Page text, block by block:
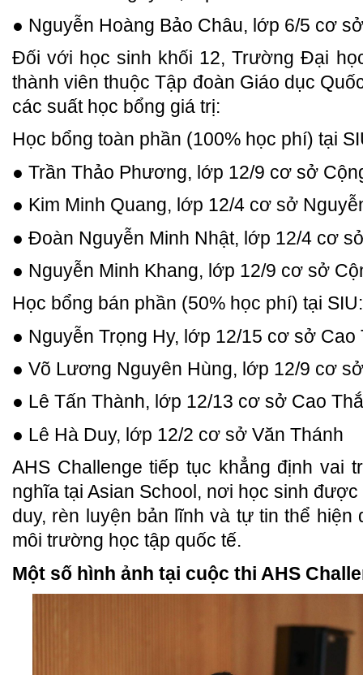
● Nguyễn Hoàng Bảo Châu, lớp 6/5 cơ
Đối với học sinh khối 12, Trường Đại
thành viên thuộc Tập đoàn Giáo dục
các suất học bổng giá trị:
Học bổng toàn phần (100% học phí) tại
● Trần Thảo Phương, lớp 12/9 cơ sở
● Kim Minh Quang, lớp 12/4 cơ sở
● Đoàn Nguyễn Minh Nhật, lớp 12/4 cơ
● Nguyễn Minh Khang, lớp 12/9 cơ sở
Học bổng bán phần (50% học phí) tại SIU:
● Nguyễn Trọng Hy, lớp 12/15 cơ sở Cao
● Võ Lương Nguyên Hùng, lớp 12/9 cơ
● Lê Tấn Thành, lớp 12/13 cơ sở Cao
● Lê Hà Duy, lớp 12/2 cơ sở Văn Thánh
AHS Challenge tiếp tục khẳng định vai
nghĩa tại Asian School, nơi học sinh
duy, rèn luyện bản lĩnh và tự tin thể hiện
môi trường học tập quốc tế.
Một số hình ảnh tại cuộc thi AHS